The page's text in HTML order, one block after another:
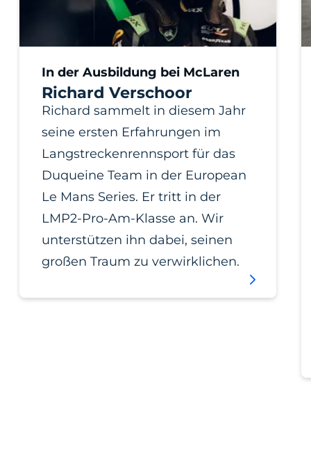
In der Ausbildung bei McLaren
Richard Verschoor
Richard sammelt in diesem Jahr
seine ersten Erfahrungen im
Langstreckenrennsport für das
Duqueine Team in der European
Le Mans Series. Er tritt in der
LMP2-Pro-Am-Klasse an. Wir
unterstützen ihn dabei, seinen
großen Traum zu verwirklichen.
Mehr